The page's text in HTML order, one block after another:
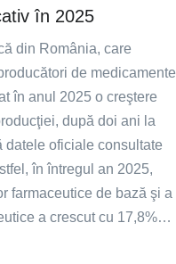
în 2025
din România, care
de medicamente
în anul 2025 o creştere
după doi ani la
datele oficiale consultate
în întregul an 2025,
farmaceutice de bază şi a
a crescut cu 17,8%…